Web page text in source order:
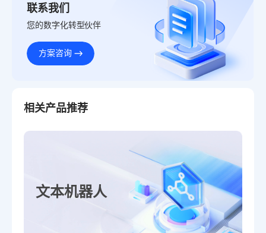
联系我们
您的数字化转型伙伴
方案咨询
相关产品推荐
文本机器人